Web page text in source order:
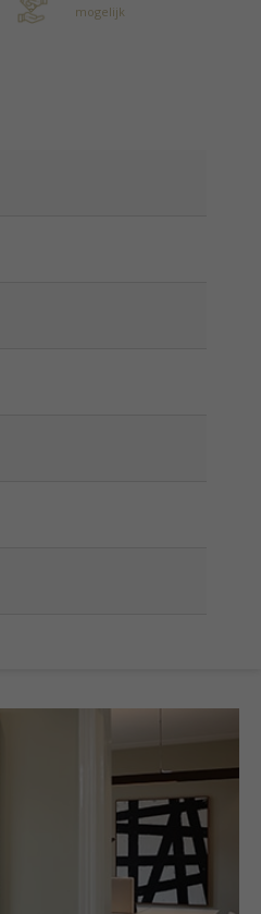
mogelijk